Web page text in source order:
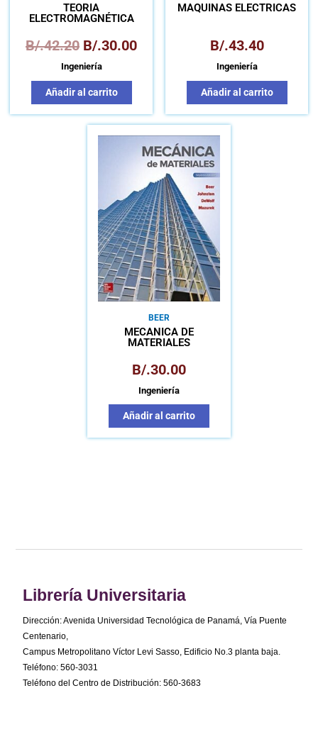
TEORÍA
ELECTROMAGNÉTICA
B/.42.20 B/.30.00
Ingeniería
Añadir al carrito
MÁQUINAS ELÉCTRICAS
B/.43.40
Ingeniería
Añadir al carrito
BEER
MECÁNICA DE
MATERIALES
B/.30.00
Ingeniería
Añadir al carrito
Librería Universitaria
Dirección: Avenida Universidad Tecnológica de Panamá, Vía Puente
Centenario,
Campus Metropolitano Víctor Levi Sasso, Edificio No.3 planta baja.
Teléfono: 560-3031
Teléfono del Centro de Distribución: 560-3683